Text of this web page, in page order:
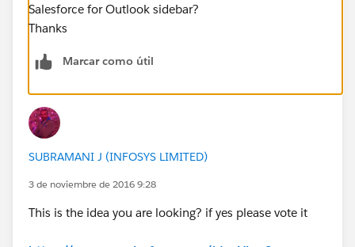
Salesforce for Outlook sidebar?
Thanks
Marcar como útil
SUBRAMANI J (INFOSYS LIMITED)
3 de noviembre de 2016 9:28
This is the idea you are looking? if yes please vote it